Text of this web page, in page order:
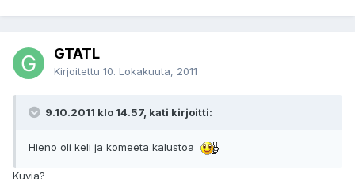
GTATL
Kirjoitettu 10. Lokakuuta, 2011
9.10.2011 klo 14.57, kati kirjoitti:
Hieno oli keli ja komeeta kalustoa
Kuvia?